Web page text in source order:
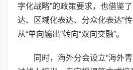
字化战略”的政策要求，也借鉴
达、区域化表达、分众化表达”
从“单向输出”转向“双向交融”。
同时，海外分会设立“海外